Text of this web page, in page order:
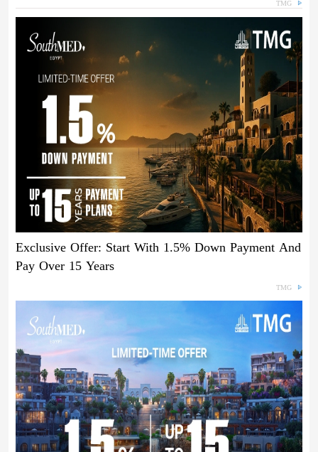
TMG
Exclusive Offer: Start With 1.5% Down Payment And
Pay Over 15 Years
TMG